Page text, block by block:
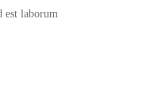
est laborum